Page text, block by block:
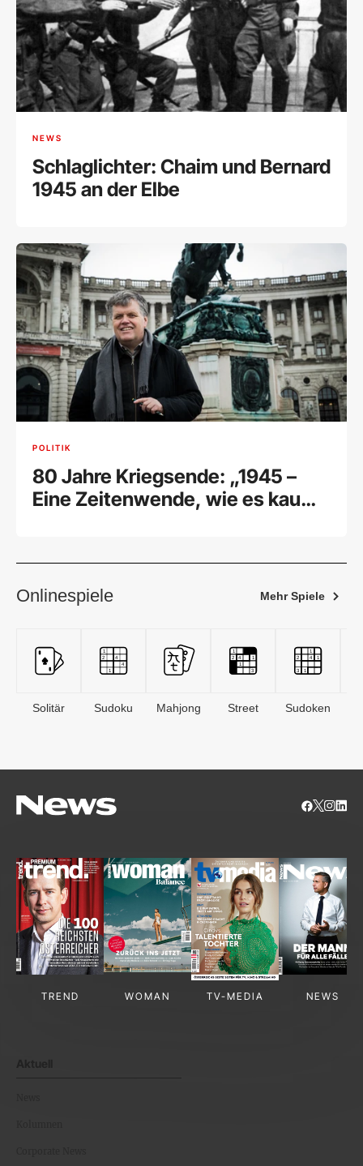
NEWS
Schlaglichter: Chaim und Bernard
1945 an der Elbe
POLITIK
80 Jahre Kriegsende: „1945 –
Eine Zeitenwende, wie es kaum
Onlinespiele Mehr Spiele
Solitär Sudoku Mahjong Street Sudoken
TREND WOMAN TV-MEDIA NEWS